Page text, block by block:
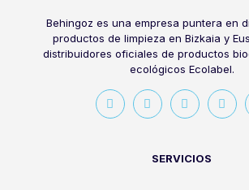
Behingoz es una empresa puntera en
productos de limpieza en Bizkaia y
distribuidores oficiales de productos
ecológicos Ecolabel.
SERVICIOS